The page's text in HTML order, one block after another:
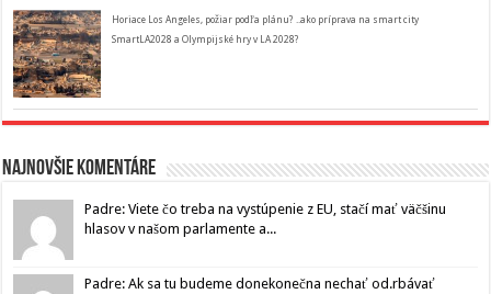
Horiace Los Angeles, požiar podľa plánu? ..ako príprava na smart city
SmartLA2028 a Olympijské hry v LA 2028?
Najnovšie komentáre
Padre: Viete čo treba na vystúpenie z EU, stačí mať väčšinu
hlasov v našom parlamente a...
Padre: Ak sa tu budeme donekonečna nechať od.rbávať